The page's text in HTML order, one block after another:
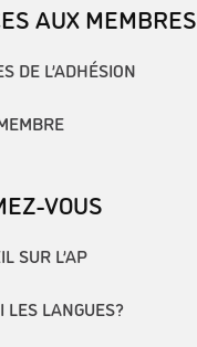
AUX MEMBRES
DE L’ADHÉSION
VOUS
SUR L’AP
LES LANGUES?